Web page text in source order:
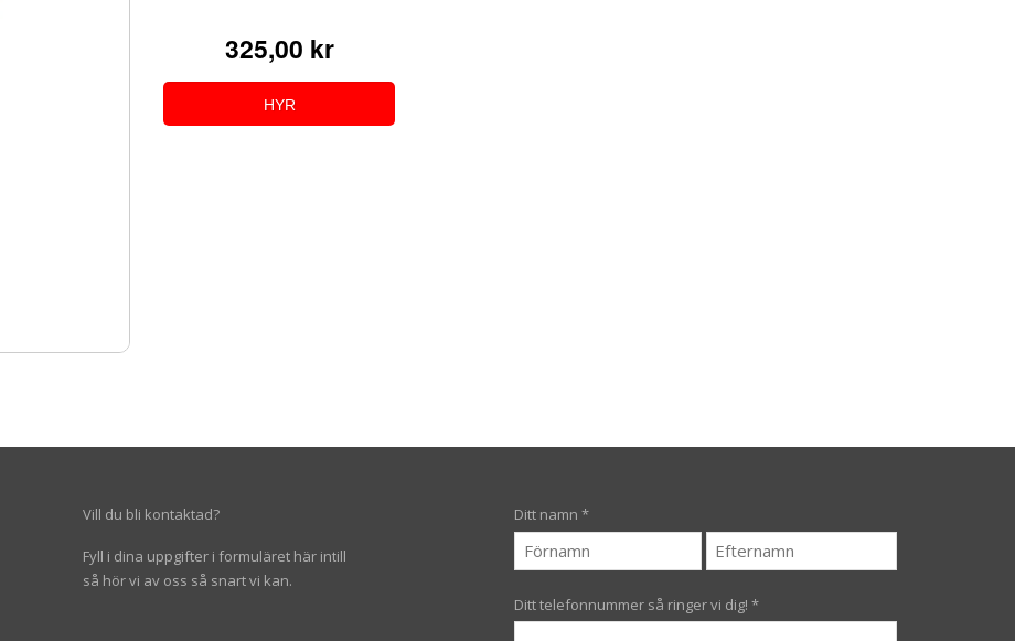
325,00 kr
HYR
Vill du bli kontaktad?
Fyll i dina uppgifter i formuläret här intill
så hör vi av oss så snart vi kan.
Ditt namn*
Ditt telefonnummer så ringer vi dig!*